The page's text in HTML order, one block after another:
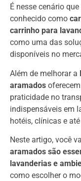
É nesse cenário que
conhecido como
carrinho para
como uma das
disponíveis no
Além de melhorar a
aramados
praticidade no
indispensáveis em
hotéis, clínicas e
Neste artigo, você
aramados são
lavanderias e
como escolher o